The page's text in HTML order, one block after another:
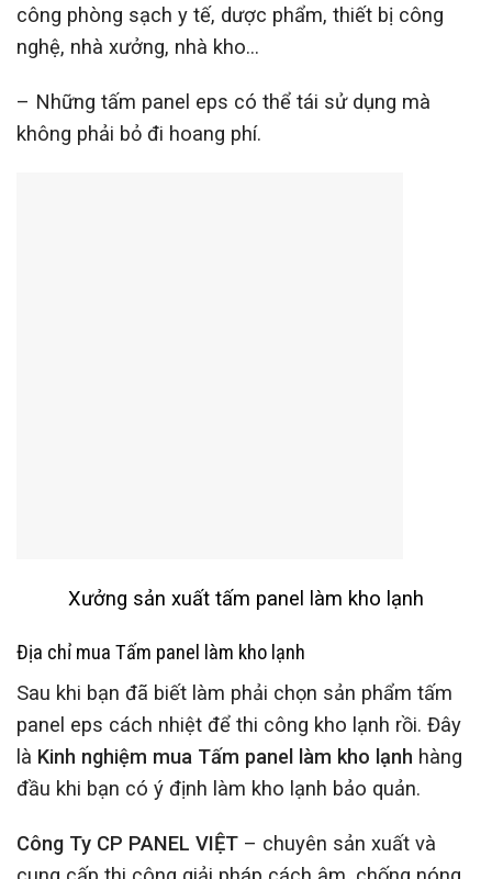
công phòng sạch y tế, dược phẩm, thiết bị công
nghệ, nhà xưởng, nhà kho…
– Những tấm panel eps có thể tái sử dụng mà
không phải bỏ đi hoang phí.
Xưởng sản xuất tấm panel làm kho lạnh
Địa chỉ mua Tấm panel làm kho lạnh
Sau khi bạn đã biết làm phải chọn sản phẩm tấm
panel eps cách nhiệt để thi công kho lạnh rồi. Đây
là Kinh nghiệm mua Tấm panel làm kho lạnh hàng
đầu khi bạn có ý định làm kho lạnh bảo quản.
Công Ty CP PANEL VIỆT – chuyên sản xuất và